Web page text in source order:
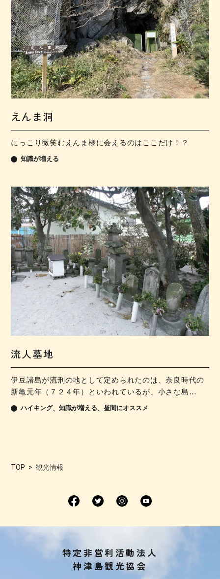
えんま洞
にっこり微笑むえんま様に会えるのはここだけ！？
知識が増える
流人墓地
伊豆諸島が流刑の地として定められたのは、奈良時代の
新亀元年（７２４年）といわれているが、小さな島…
ハイキング 知識が増える 昼間にオススメ
TOP 観光情報
特定非営利活動法人
神津島観光協会